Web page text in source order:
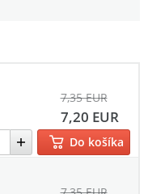
7,35 EUR
7,20 EUR
Do košíka